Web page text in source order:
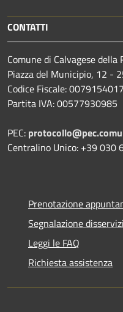
CONTATTI
Comune di Calvagese della
Piazza del Municipio, 12 -
Codice Fiscale:
Partita IVA: 00577930985
PEC:
Centralino Unico: +39 030
Prenotazione
Segnalazione
Leggi le FAQ
Richiesta assistenza